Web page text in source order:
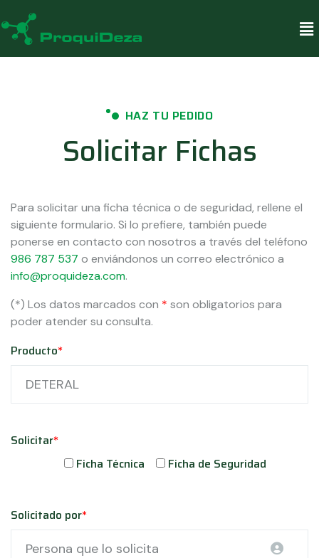
HAZ TU PEDIDO
Solicitar Fichas
Para solicitar una ficha técnica o de seguridad, rellene el
siguiente formulario. Si lo prefiere, también puede
ponerse en contacto con nosotros a través del teléfono
986 787 537 o enviándonos un correo electrónico a
info@proquideza.com.
(*) Los datos marcados con * son obligatorios para
poder atender su consulta.
Producto*
Solicitar*
Ficha Técnica
Ficha de Seguridad
Solicitado por*